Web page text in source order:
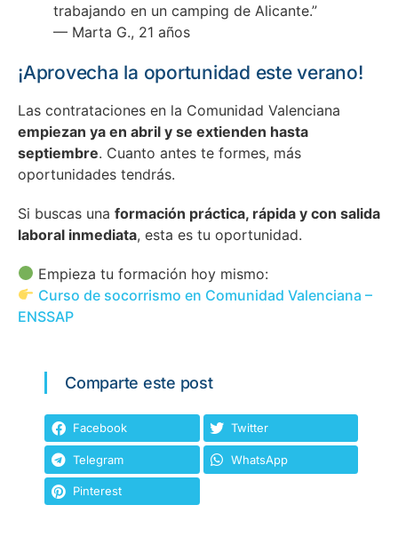
trabajando en un camping de Alicante.”
— Marta G., 21 años
¡Aprovecha la oportunidad este verano!
Las contrataciones en la Comunidad Valenciana
empiezan ya en abril y se extienden hasta
septiembre. Cuanto antes te formes, más
oportunidades tendrás.
Si buscas una formación práctica, rápida y con salida
laboral inmediata, esta es tu oportunidad.
Empieza tu formación hoy mismo:
Curso de socorrismo en Comunidad Valenciana –
ENSSAP
Comparte este post
Facebook Twitter
Telegram WhatsApp
Pinterest